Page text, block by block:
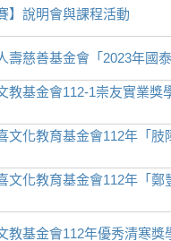
】說明會與課程活動
壽慈善基金會「2023年國
教基金會112-1崇友實業獎
文化教育基金會112年「
文化教育基金會112年「
教基金會112年優秀清寒